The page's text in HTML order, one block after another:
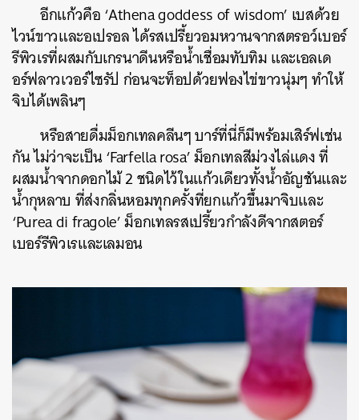
อีกแก้วคือ ‘Athena goddess of wisdom’ เบสด้วย
ไวน์ขาวและอเปรอล ได้รสเปรี้ยวอมหวานจากสตรอว์เบอร์
รีพิวเรที่ผสมกับเกรนาดีนหรือน้ำเชื่อมทับทิม และเอลเด
อร์ฟลาวเวอร์ไซรัป ก่อนจะท็อปด้วยฟองไข่ขาวนุ่มๆ ทำให้
จิบได้เพลินๆ
หรือสายดื่มม็อกเทลคลีนๆ บาร์ที่นี่ก็มีพร้อมเสิร์ฟเช่น
กัน ไม่ว่าจะเป็น ‘Farfella rosa’ ม็อกเทลสีม่วงไล่แดง ที่
ผสมน้ำจากดอกไม้ 2 ชนิดไว้ในแก้วเดียวทั้งน้ำอัญชันและ
น้ำกุหลาบ ที่ส่งกลิ่นหอมทุกครั้งที่ยกแก้วขึ้นมาจิบและ
‘Purea di fragole’ ม็อกเทลรสเปรี้ยวกำลังดีจากสตอร์
เบอร์รีพิวเรและเลมอน